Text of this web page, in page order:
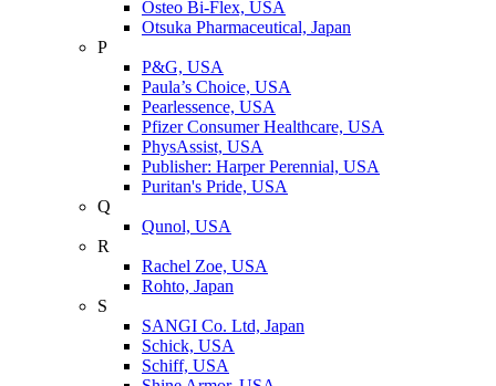
Osteo Bi-Flex, USA
Otsuka Pharmaceutical, Japan
P
P&G, USA
Paula’s Choice, USA
Pearlessence, USA
Pfizer Consumer Healthcare, USA
PhysAssist, USA
Publisher: Harper Perennial, USA
Puritan's Pride, USA
Q
Qunol, USA
R
Rachel Zoe, USA
Rohto, Japan
S
SANGI Co. Ltd, Japan
Schick, USA
Schiff, USA